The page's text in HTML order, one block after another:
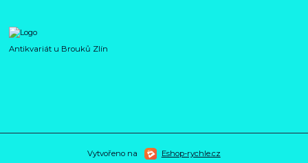
Antikvariát u Brouků Zlín
Vytvořeno na Eshop-rychle.cz